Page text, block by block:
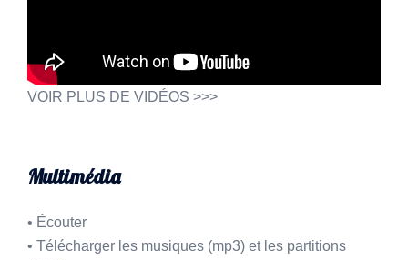
VOIR PLUS DE VIDÉOS >>>
Multimédia
• Écouter
• Télécharger les musiques (mp3) et les partitions